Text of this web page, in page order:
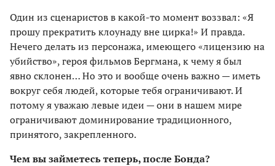
Один из сценаристов в какой-то момент воззвал: «Я
прошу прекратить клоунаду вне цирка!» И правда.
Нечего делать из персонажа, имеющего «лицензию на
убийство», героя фильмов Бергмана, к чему я был
явно склонен… Но это и вообще очень важно — иметь
вокруг себя людей, которые тебя ограничивают. И
потому я уважаю левые идеи — они в нашем мире
ограничивают доминирование традиционного,
принятого, закрепленного.
Чем вы займетесь теперь, после Бонда?